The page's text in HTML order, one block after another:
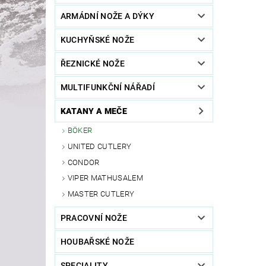
ARMÁDNÍ NOŽE A DÝKY
KUCHYŇSKÉ NOŽE
ŘEZNICKÉ NOŽE
MULTIFUNKČNÍ NÁŘADÍ
KATANY A MEČE
BÖKER
UNITED CUTLERY
CONDOR
VIPER MATHUSALEM
MASTER CUTLERY
PRACOVNÍ NOŽE
HOUBAŘSKÉ NOŽE